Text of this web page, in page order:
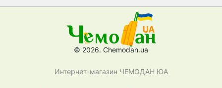
© 2026. Chemodan.ua
Интернет-магазин ЧЕМОДАН ЮА